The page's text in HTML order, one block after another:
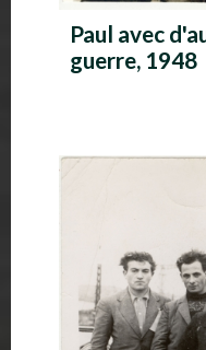
Paul avec
guerre, 1948